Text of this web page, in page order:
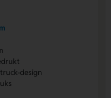
design